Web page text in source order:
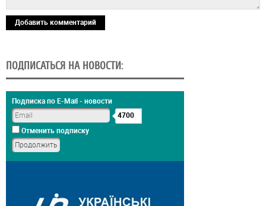
Добавить комментарий
ПОДПИСАТЬСЯ НА НОВОСТИ:
Подписка по E-Mail - новости
4700
Отменить подписку